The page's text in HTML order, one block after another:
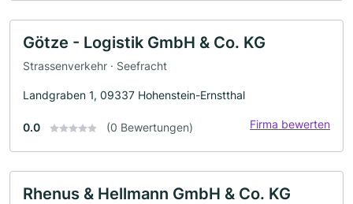
Götze - Logistik GmbH & Co. KG
Strassenverkehr · Seefracht
Landgraben 1, 09337 Hohenstein-Ernstthal
0.0 (0 Bewertungen) Firma bewerten
Rhenus & Hellmann GmbH & Co. KG